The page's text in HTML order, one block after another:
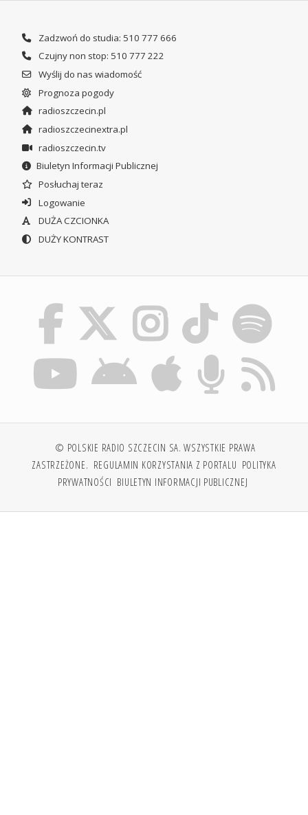
Zadzwoń do studia: 510 777 666
Czujny non stop: 510 777 222
Wyślij do nas wiadomość
Prognoza pogody
radioszczecin.pl
radioszczecinextra.pl
radioszczecin.tv
Biuletyn Informacji Publicznej
Posłuchaj teraz
Logowanie
DUŻA CZCIONKA
DUŻY KONTRAST
© POLSKIE RADIO SZCZECIN SA. WSZYSTKIE PRAWA
ZASTRZEŻONE. REGULAMIN KORZYSTANIA Z PORTALU POLITYKA
PRYWATNOŚCI BIULETYN INFORMACJI PUBLICZNEJ